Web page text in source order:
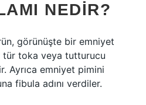
NEDIR?
görünüşte bir emniyet
tür toka veya tutturucu
Ayrıca emniyet pimini
fibula adını verdiler.